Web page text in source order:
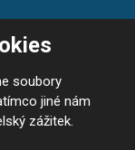
soubory
jiné nám
zážitek.